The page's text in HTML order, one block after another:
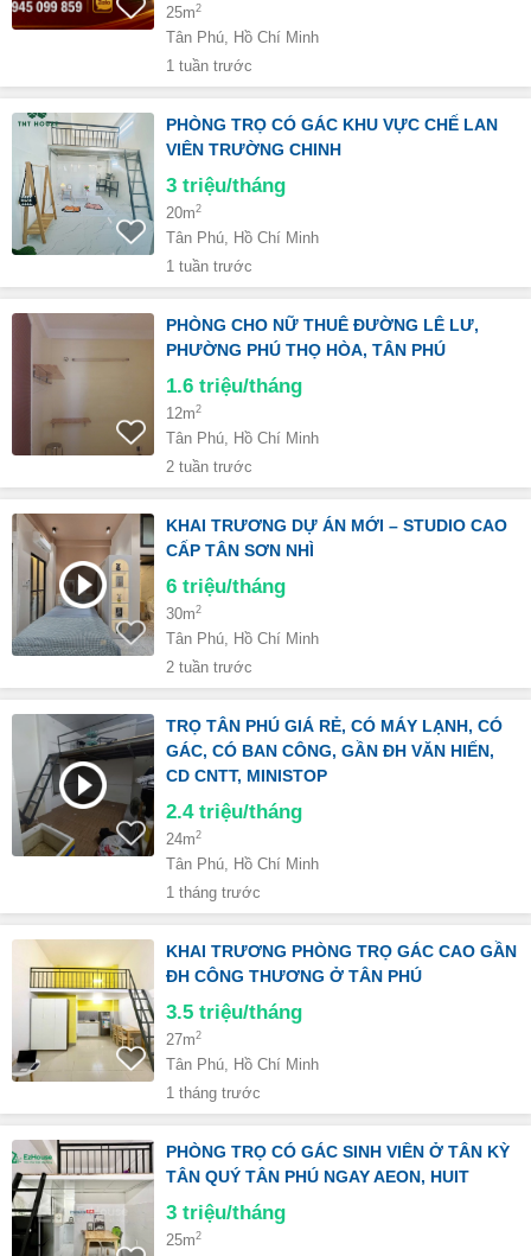
25m2
Tân Phú, Hồ Chí Minh
1 tuần trước
PHÒNG TRỌ CÓ GÁC KHU VỰC CHẾ LAN
VIÊN TRƯỜNG CHINH
3 triệu/tháng
20m2
Tân Phú, Hồ Chí Minh
1 tuần trước
PHÒNG CHO NỮ THUÊ ĐƯỜNG LÊ LƯ,
PHƯỜNG PHÚ THỌ HÒA, TÂN PHÚ
1.6 triệu/tháng
12m2
Tân Phú, Hồ Chí Minh
2 tuần trước
KHAI TRƯƠNG DỰ ÁN MỚI – STUDIO CAO
CẤP TÂN SƠN NHÌ
6 triệu/tháng
30m2
Tân Phú, Hồ Chí Minh
2 tuần trước
TRỌ TÂN PHÚ GIÁ RẺ, CÓ MÁY LẠNH, CÓ
GÁC, CÓ BAN CÔNG, GẦN ĐH VĂN HIẾN,
CD CNTT, MINISTOP
2.4 triệu/tháng
24m2
Tân Phú, Hồ Chí Minh
1 tháng trước
KHAI TRƯƠNG PHÒNG TRỌ GÁC CAO GẦN
ĐH CÔNG THƯƠNG Ở TÂN PHÚ
3.5 triệu/tháng
27m2
Tân Phú, Hồ Chí Minh
1 tháng trước
PHÒNG TRỌ CÓ GÁC SINH VIÊN Ở TÂN KỲ
TÂN QUÝ TÂN PHÚ NGAY AEON, HUIT
3 triệu/tháng
25m2